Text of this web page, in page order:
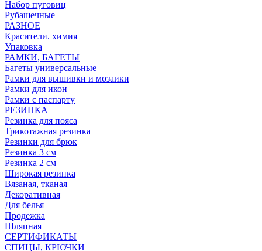
Набор пуговиц
Рубашечные
РАЗНОЕ
Красители. химия
Упаковка
РАМКИ, БАГЕТЫ
Багеты универсальные
Рамки для вышивки и мозаики
Рамки для икон
Рамки с паспарту
РЕЗИНКА
Резинка для пояса
Трикотажная резинка
Резинки для брюк
Резинка 3 см
Резинка 2 см
Широкая резинка
Вязаная, тканая
Декоративная
Для белья
Продежка
Шляпная
СЕРТИФИКАТЫ
СПИЦЫ, КРЮЧКИ